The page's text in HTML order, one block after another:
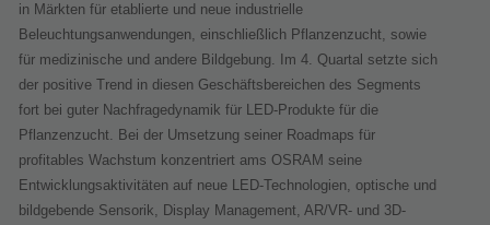
in Märkten für etablierte und neue industrielle
Beleuchtungsanwendungen, einschließlich Pflanzen­zucht, sowie
für medizinische und andere Bildgebung. Im 4. Quartal setzte sich
der positive Trend in diesen Geschäftsbereichen des Segments
fort bei guter Nachfragedynamik für LED-Produkte für die
Pflanzenzucht. Bei der Umsetzung seiner Roadmaps für
profitables Wachstum konzentriert ams OSRAM seine
Entwicklungsaktivitäten auf neue LED-Technologien, optische und
bildgebende Sensorik, Display Management, AR/VR- und 3D-